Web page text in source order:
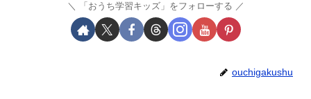
「おうち学習キッズ」をフォローする
ouchigakushu